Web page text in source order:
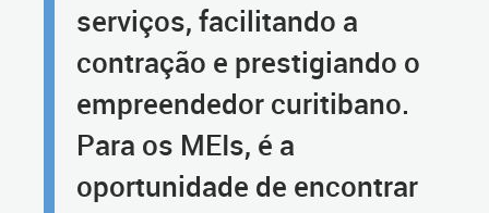
serviços, facilitando a
contração e prestigiando o
empreendedor curitibano.
Para os MEIs, é a
oportunidade de encontrar